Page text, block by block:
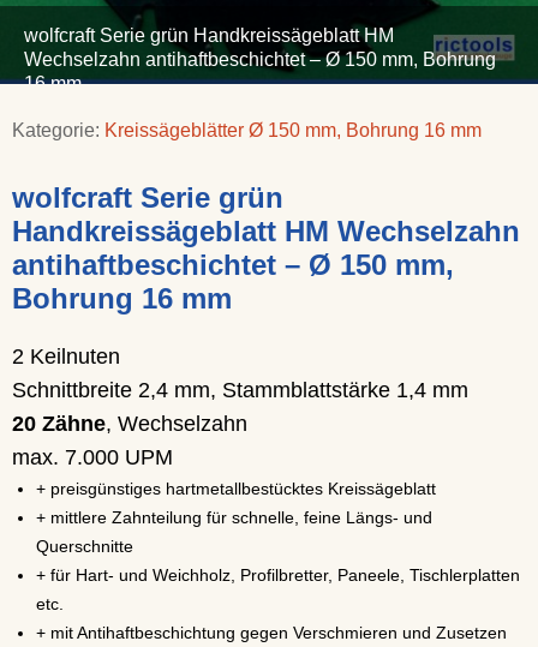
wolfcraft Serie grün Handkreissägeblatt HM
Wechselzahn antihaftbeschichtet – Ø 150 mm, Bohrung
16 mm
Kategorie: Kreissägeblätter Ø 150 mm, Bohrung 16 mm
wolfcraft Serie grün
Handkreissägeblatt HM Wechselzahn
antihaftbeschichtet – Ø 150 mm,
Bohrung 16 mm
2 Keilnuten
Schnittbreite 2,4 mm, Stammblattstärke 1,4 mm
20 Zähne, Wechselzahn
max. 7.000 UPM
+ preisgünstiges hartmetallbestücktes Kreissägeblatt
+ mittlere Zahnteilung für schnelle, feine Längs- und
Querschnitte
+ für Hart- und Weichholz, Profilbretter, Paneele, Tischlerplatten
etc.
+ mit Antihaftbeschichtung gegen Verschmieren und Zusetzen